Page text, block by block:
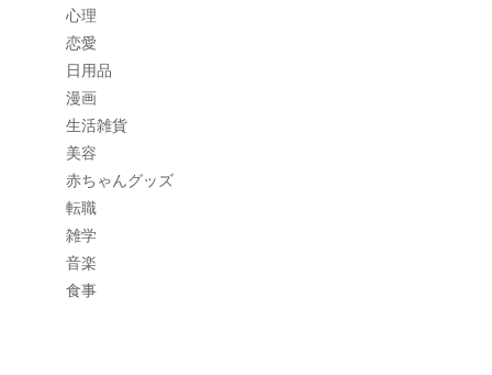
心理
恋愛
日用品
漫画
生活雑貨
美容
赤ちゃんグッズ
転職
雑学
音楽
食事